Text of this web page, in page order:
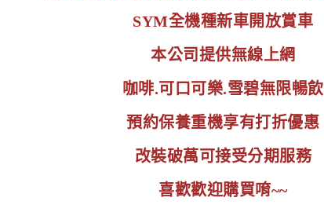
SYM全機種新車開放賞車
本公司提供無線上網
咖啡.可口可樂.雪碧無限暢飲
預約保養重機享有打折優惠
改裝破萬可接受分期服務
喜歡歡迎購買唷~~